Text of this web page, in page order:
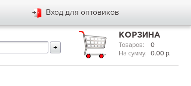
Вход для оптовиков
КОРЗИНА
Товаров:
0
На сумму: 0.00 р.